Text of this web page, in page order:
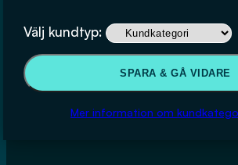
Välj kundtyp:
SPARA & GÅ VIDARE
Mer information om
Skadefall på nylagda